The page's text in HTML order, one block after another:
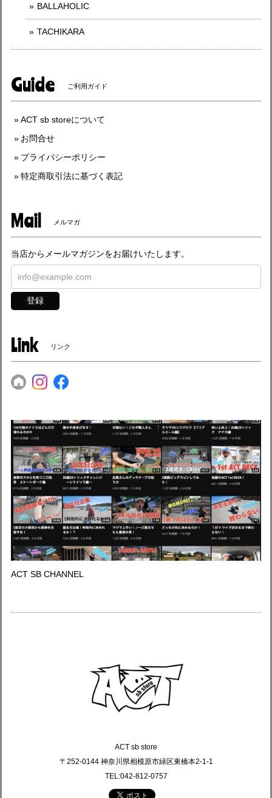
BALLAHOLIC
TACHIKARA
Guide ご利用ガイド
ACT sb storeについて
お問合せ
プライバシーポリシー
特定商取引法に基づく表記
Mail メルマガ
当店からメールマガジンをお届けいたします。
登録
Link リンク
ACT SB CHANNEL
ACT sb store
〒252-0144 神奈川県相模原市緑区東橋本2-1-1
TEL:042-812-0757